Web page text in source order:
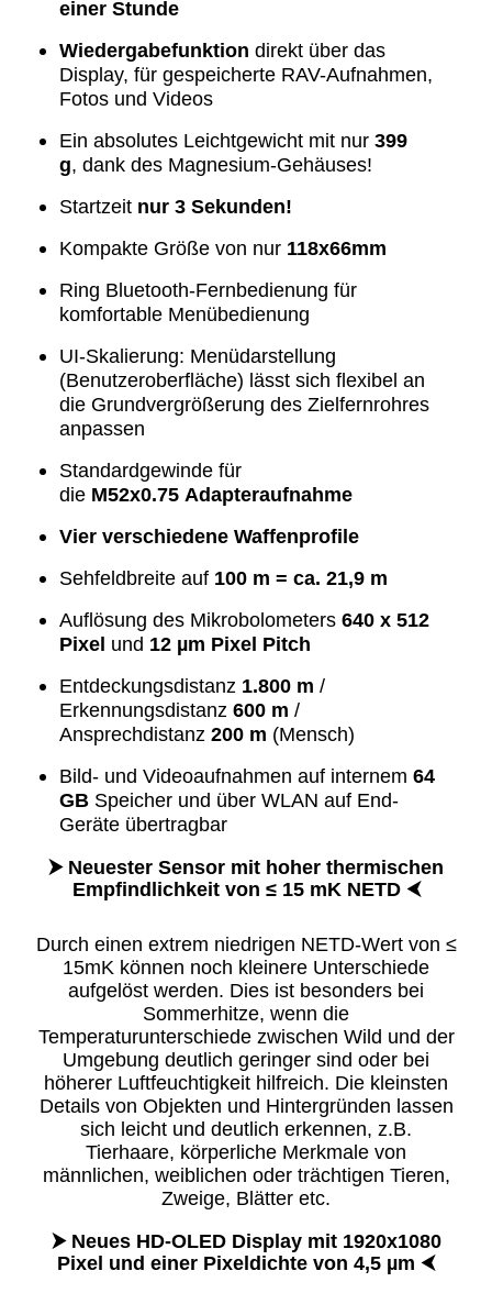
einer Stunde
Wiedergabefunktion direkt über das
Display, für gespeicherte RAV-Aufnahmen,
Fotos und Videos
Ein absolutes Leichtgewicht mit nur 399
g, dank des Magnesium-Gehäuses!
Startzeit nur 3 Sekunden!
Kompakte Größe von nur 118x66mm
Ring Bluetooth-Fernbedienung für
komfortable Menübedienung
UI-Skalierung: Menüdarstellung
(Benutzeroberfläche) lässt sich flexibel an
die Grundvergrößerung des Zielfernrohres
anpassen
Standardgewinde für
die M52x0.75 Adapteraufnahme
Vier verschiedene Waffenprofile
Sehfeldbreite auf 100 m = ca. 21,9 m
Auflösung des Mikrobolometers 640 x 512
Pixel und 12 µm Pixel Pitch
Entdeckungsdistanz 1.800 m /
Erkennungsdistanz 600 m /
Ansprechdistanz 200 m (Mensch)
Bild- und Videoaufnahmen auf internem 64
GB Speicher und über WLAN auf End-
Geräte übertragbar
⮞ Neuester Sensor mit hoher thermischen
Empfindlichkeit von ≤15 mK NETD⮜
Durch einen extrem niedrigen NETD-Wert von ≤
15mK können noch kleinere Unterschiede
aufgelöst werden. Dies ist besonders bei
Sommerhitze, wenn die
Temperaturunterschiede zwischen Wild und der
Umgebung deutlich geringer sind oder bei
höherer Luftfeuchtigkeit hilfreich. Die kleinsten
Details von Objekten und Hintergründen lassen
sich leicht und deutlich erkennen, z.B.
Tierhaare, körperliche Merkmale von
männlichen, weiblichen oder trächtigen Tieren,
Zweige, Blätter etc.
⮞ Neues HD-OLED Display mit 1920x1080
Pixel und einer Pixeldichte von 4,5 µm ⮜